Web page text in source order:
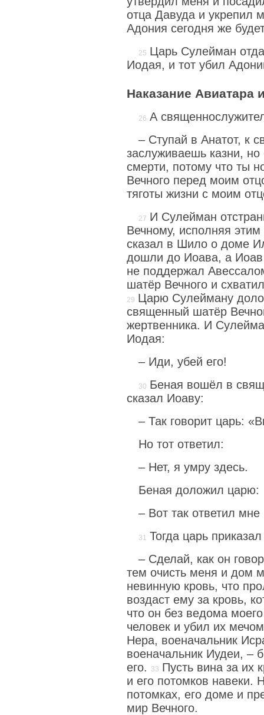
отца Давуда и укрепил
Адония сегодня же
Царь Сулейман
Иодая, и тот убил
Наказание Авиатара
А
– Ступай в Анатот, к
заслуживаешь казни,
смерти, потому что ты
Вечного перед моим
тяготы жизни с моим
И Сулейман
Вечному, исполняя
сказал в Шило о доме
дошли до Иоава, а
не поддержал
шатёр Вечного и
Царю Сулейману
священный шатёр
жертвенника. И
Иодая:
– Иди, убей его!
Беная вошёл в
сказал Иоаву:
– Так говорит царь:
Но тот ответил:
– Нет, я умру здесь.
Беная доложил царю:
– Вот так ответил
Тогда царь
– Сделай, как он
тем очисть меня и дом
невинную кровь, что
воздаст ему за кровь,
что он без ведома
человек и убил их
Нера, военачальник
военачальник Иудеи, –
его.
Пусть вина за их
и его потомков навеки.
потомках, его доме и
мир Вечного.